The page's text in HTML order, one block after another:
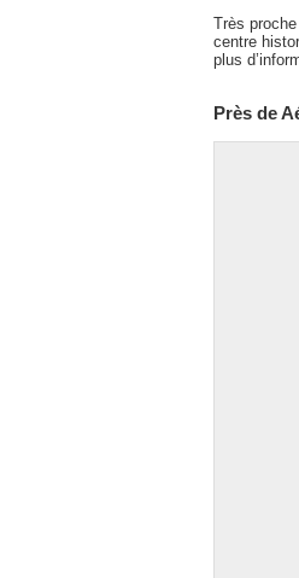
Très
centre
plus
Près de